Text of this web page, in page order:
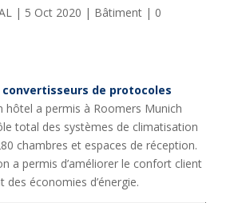
| 5 Oct 2020 | Bâtiment| 0
convertisseurs de protocoles
hôtel a permis à Roomers Munich
total des systèmes de climatisation
chambres et espaces de réception.
a permis d’améliorer le confort client
économies d’énergie.